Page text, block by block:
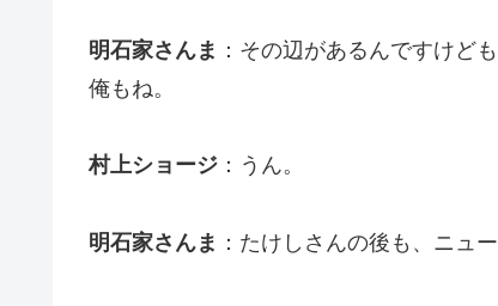
明石家さんま ：その辺があるんですけど
俺もね。
村上ショージ ：うん。
明石家さんま ：たけしさんの後も、ニュ